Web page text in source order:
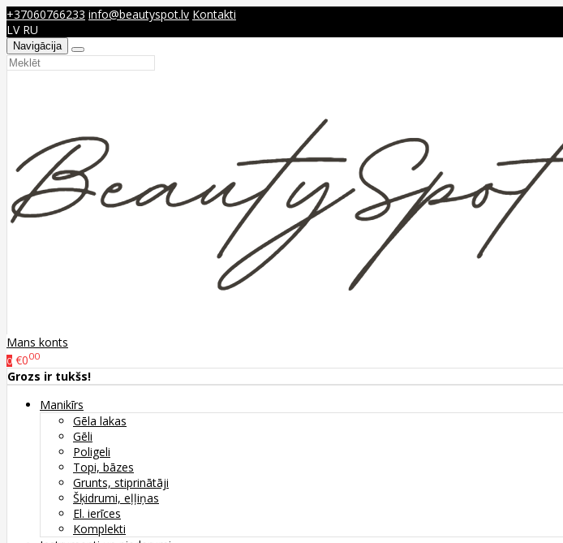
+37060766233 info@beautyspot.lv Kontakti
LV RU
Navigācija
Mans konts
0 €000
Grozs ir tukšs!
Manikīrs
Gēla lakas
Gēli
Poligeli
Topi, bāzes
Grunts, stiprinātāji
Šķidrumi, eļļiņas
El. ierīces
Komplekti